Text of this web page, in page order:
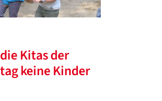
Kitas der
keine Kinder